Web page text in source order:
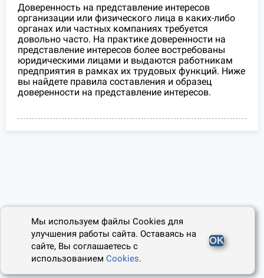
Доверенность на представление интересов
организации или физического лица в каких-либо
органах или частных компаниях требуется
довольно часто. На практике доверенности на
представление интересов более востребованы
юридическими лицами и выдаются работникам
предприятия в рамках их трудовых функций. Ниже
вы найдете правила составления и образец
доверенности на представление интересов.
Мы используем файлы Cookies для
улучшения работы сайта. Оставаясь на
сайте, Вы соглашаетесь с
использованиемCookies.
OK